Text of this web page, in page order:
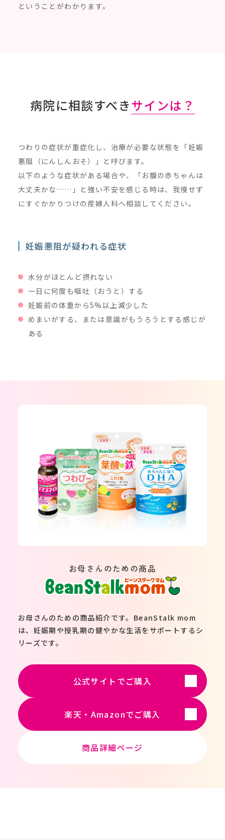
ということがわかります。
病院に相談すべきサインは？
つわりの症状が重症化し、治療が必要な状態を「妊娠
悪阻（にんしんおそ）」と呼びます。
以下のような症状がある場合や、「お腹の赤ちゃんは
大丈夫かな……」と強い不安を感じる時は、我慢せず
にすぐかかりつけの産婦人科へ相談してください。
妊娠悪阻が疑われる症状
水分がほとんど摂れない
一日に何度も嘔吐（おうと）する
妊娠前の体重から5%以上減少した
めまいがする、または意識がもうろうとする感じが
ある
お母さんのための商品
お母さんのための商品紹介です。BeanStalk mom
は、妊娠期や授乳期の健やかな生活をサポートするシ
リーズです。
公式サイトでご購入
楽天・Amazonでご購入
商品詳細ページ